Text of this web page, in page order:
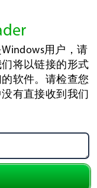
用户，请
将以链接的形式
软件。请检查您
有直接收到我们